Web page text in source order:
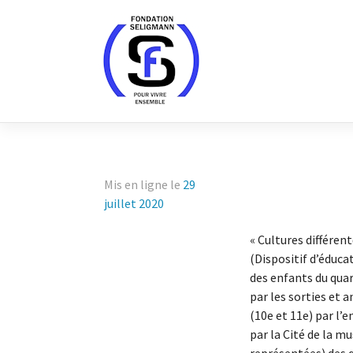
Mis en ligne le 29
juillet 2020
« Cultures
(Dispositif
des enfants du
par les sorties et
(10e et 11e) par
par la Cité de la